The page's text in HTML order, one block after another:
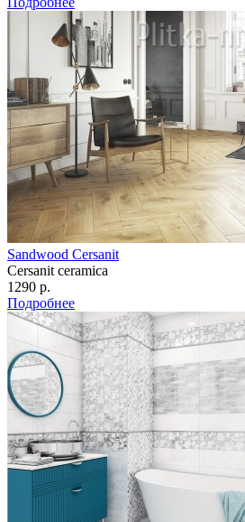
Sandwood Cersanit
Cersanit ceramica
1290 р.
Подробнее